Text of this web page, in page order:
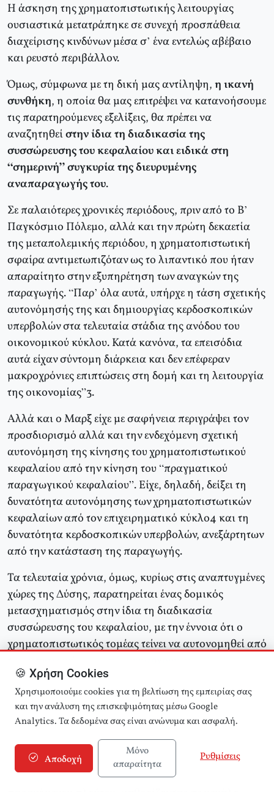
Η άσκηση της χρηματοπιστωτικής λειτουργίας
ουσιαστικά μετατράπηκε σε συνεχή προσπάθεια
διαχείρισης κινδύνων μέσα σ’ ένα εντελώς αβέβαιο
και ρευστό περιβάλλον.
Όμως, σύμφωνα με τη δική μας αντίληψη,η ικανή
συνθήκη, η οποία θα μας επιτρέψει να κατανοήσουμε
τις παρατηρούμενες εξελίξεις, θα πρέπει να
αναζητηθείστην ίδια τη διαδικασία της
συσσώρευσης του κεφαλαίου και ειδικά στη
“σημερινή” συγκυρία της διευρυμένης
αναπαραγωγής του.
Σε παλαιότερες χρονικές περιόδους, πριν από το Β’
Παγκόσμιο Πόλεμο, αλλά και την πρώτη δεκαετία
της μεταπολεμικής περιόδου, η χρηματοπιστωτική
σφαίρα αντιμετωπιζόταν ως το λιπαντικό που ήταν
απαραίτητο στην εξυπηρέτηση των αναγκών της
παραγωγής. “Παρ’ όλα αυτά, υπήρχε η τάση σχετικής
αυτονόμησής της και δημιουργίας κερδοσκοπικών
υπερβολών στα τελευταία στάδια της ανόδου του
οικονομικού κύκλου. Κατά κανόνα, τα επεισόδια
αυτά είχαν σύντομη διάρκεια και δεν επέφεραν
μακροχρόνιες επιπτώσεις στη δομή και τη λειτουργία
της οικονομίας”3.
Αλλά και ο Μαρξ είχε με σαφήνεια περιγράψει τον
προσδιορισμό αλλά και την ενδεχόμενη σχετική
αυτονόμηση της κίνησης του χρηματοπιστωτικού
κεφαλαίου από την κίνηση του “πραγματικού
παραγωγικού κεφαλαίου”. Είχε, δηλαδή, δείξει τη
δυνατότητα αυτονόμησης των χρηματοπιστωτικών
κεφαλαίων από τον επιχειρηματικό κύκλο4 και τη
δυνατότητα κερδοσκοπικών υπερβολών, ανεξάρτητων
από την κατάσταση της παραγωγής.
Τα τελευταία χρόνια, όμως, κυρίως στις αναπτυγμένες
χώρες της Δύσης, παρατηρείται ένας δομικός
μετασχηματισμός στην ίδια τη διαδικασία
συσσώρευσης του κεφαλαίου, με την έννοια ότι ο
χρηματοπιστωτικός τομέας τείνει να αυτονομηθεί από
μετατραπεί σε κυρίαρχο. Βρισκόμαστε αντιμέτωποι με
τη νέα συγκρότηση της παγκόσμιας οικονομικής
τάξης υπό την καθοδήγηση του νέου χρηματιστικού
κεφαλαίου και, ειδικά, του αμερικάνικου, το οποίο
τείνει να επιβληθεί στον πραγματικό τομέα της
οικονομίας, δηλαδή στην παραγωγή, στην
απασχόληση, στους μισθούς και στην κατανομή του
🍪 Χρήση Cookies
Χρησιμοποιούμε cookies για τη βελτίωση της εμπειρίας σας
και την ανάλυση της επισκεψιμότητας μέσω Google
Analytics. Τα δεδομένα σας είναι ανώνυμα και ασφαλή.
Αποδοχή
Μόνο
απαραίτητα
Ρυθμίσεις